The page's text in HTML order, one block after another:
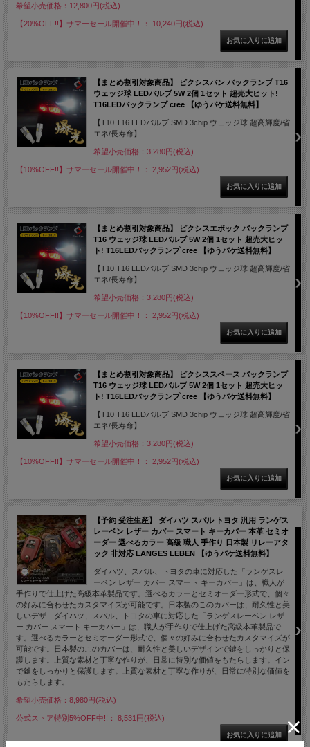
希望小売価格：12,800円(税込)
【20%OFF!!】サマーセール開催中！： 10,240円(税込)
【まとめ割引対象商品】 ピクシスバン バックランプ T16
ウェッジ球 LEDバルブ 5W 2個 1セット 超売大ヒット!
T16LEDバックランプ cree 【ゆうパケ送料無料】
【T10 T16 LEDバルブ SMD 3chip ウェッジ球 超高輝度/省
エネ/長寿命】
希望小売価格：3,280円(税込)
【10%OFF!!】サマーセール開催中！： 2,952円(税込)
【まとめ割引対象商品】 ピクシスエポック バックランプ
T16 ウェッジ球 LEDバルブ 5W 2個 1セット 超売大ヒッ
ト! T16LEDバックランプ cree 【ゆうパケ送料無料】
【T10 T16 LEDバルブ SMD 3chip ウェッジ球 超高輝度/省
エネ/長寿命】
希望小売価格：3,280円(税込)
【10%OFF!!】サマーセール開催中！： 2,952円(税込)
【まとめ割引対象商品】 ピクシススペース バックランプ
T16 ウェッジ球 LEDバルブ 5W 2個 1セット 超売大ヒッ
ト! T16LEDバックランプ cree 【ゆうパケ送料無料】
【T10 T16 LEDバルブ SMD 3chip ウェッジ球 超高輝度/省
エネ/長寿命】
希望小売価格：3,280円(税込)
【10%OFF!!】サマーセール開催中！： 2,952円(税込)
【予約 受注生産】 ダイハツ スバル トヨタ 汎用 ランゲス
レーベン レザー カバー スマート キーカバー 本革 セミオ
ーダー 選べるカラー 高級 職人 手作り 日本製 リレーアタ
ック 非対応 LANGES LEBEN 【ゆうパケ送料無料】
ダイハツ、スバル、トヨタの車に対応した「ランゲスレ
ーベン レザー カバー スマート キーカバー」は、職人が
手作りで仕上げた高級本革製品です。選べるカラーとセミオーダー形式で、個々
の好みに合わせたカスタマイズが可能です。日本製のこのカバーは、耐久性と美
しいデザ ダイハツ、スバル、トヨタの車に対応した「ランゲスレーベン レザ
ー カバー スマート キーカバー」は、職人が手作りで仕上げた高級本革製品で
す。選べるカラーとセミオーダー形式で、個々の好みに合わせたカスタマイズが
可能です。日本製のこのカバーは、耐久性と美しいデザインで鍵をしっかりと保
護します。上質な素材と丁寧な作りが、日常に特別な価値をもたらします。イン
で鍵をしっかりと保護します。上質な素材と丁寧な作りが、日常に特別な価値を
もたらします。
希望小売価格：8,980円(税込)
公式ストア特別5%OFF中!!： 8,531円(税込)